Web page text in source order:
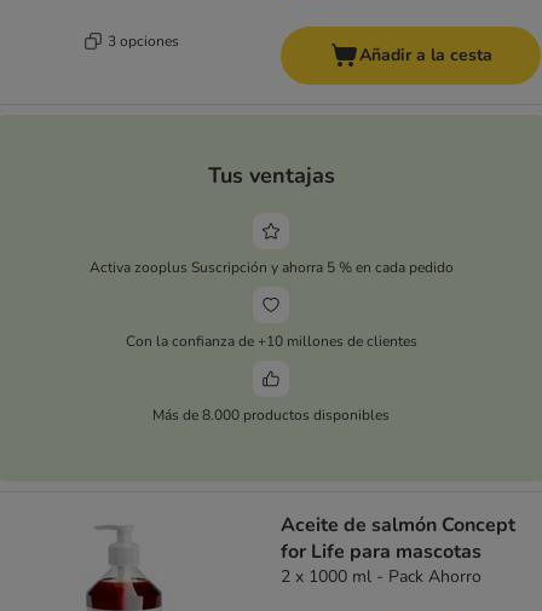
3 opciones
Añadir a la cesta
Tus ventajas
Activa zooplus Suscripción y ahorra 5 % en cada pedido
Con la confianza de +10 millones de clientes
Más de 8.000 productos disponibles
Aceite de salmón Concept
for Life para mascotas
2 x 1000 ml - Pack Ahorro